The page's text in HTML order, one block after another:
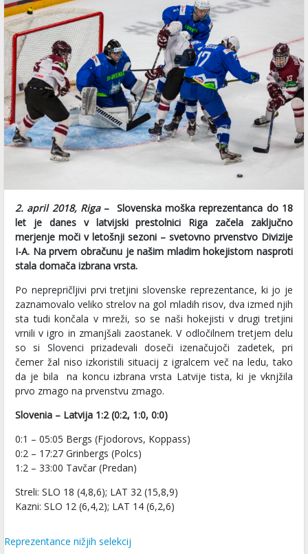
2. april 2018, Riga– Slovenska moška reprezentanca do 18
let je danes v latvijski prestolnici Riga začela zaključno
merjenje moči v letošnji sezoni – svetovno prvenstvo Divizije
I-A. Na prvem obračunu je našim mladim hokejistom nasproti
stala domača izbrana vrsta.
Po neprepričljivi prvi tretjini slovenske reprezentance, ki jo je
zaznamovalo veliko strelov na gol mladih risov, dva izmed njih
sta tudi končala v mreži, so se naši hokejisti v drugi tretjini
vrnili v igro in zmanjšali zaostanek. V odločilnem tretjem delu
so si Slovenci prizadevali doseči izenačujoči zadetek, pri
čemer žal niso izkoristili situacij z igralcem več na ledu, tako
da je bila na koncu izbrana vrsta Latvije tista, ki je vknjžila
prvo zmago na prvenstvu zmago.
Slovenia – Latvija 1:2 (0:2, 1:0, 0:0)
0:1 – 05:05 Bergs (Fjodorovs, Koppass)
0:2 – 17:27 Grinbergs (Polcs)
1:2 – 33:00 Tavčar (Predan)
Streli: SLO 18 (4,8,6); LAT 32 (15,8,9)
Kazni: SLO 12 (6,4,2); LAT 14 (6,2,6)
Reprezentance nižjih selekcij